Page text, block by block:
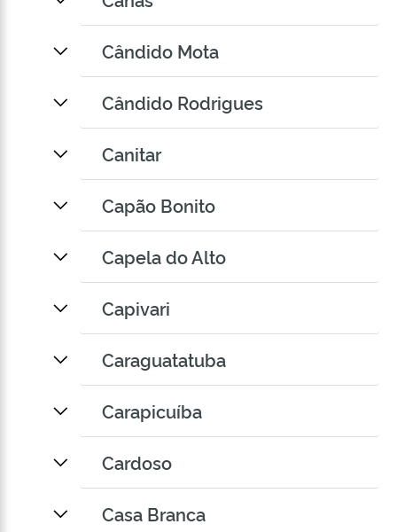
Cândido Mota
Cândido Rodrigues
Canitar
Capão Bonito
Capela do Alto
Capivari
Caraguatatuba
Carapicuíba
Cardoso
Casa Branca